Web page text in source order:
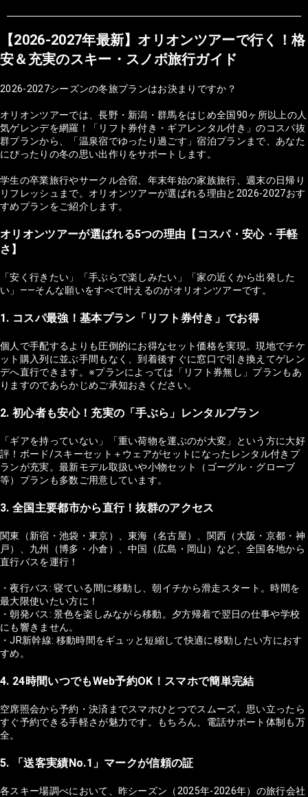
【2026-2027年最新】オリオンツアーで行く！格
安＆充実のスキー・スノボ旅行ガイド
2026-2027シーズンの冬旅プランはお決まりですか？
オリオンツアーでは、長野・新潟・群馬をはじめ全国90ヶ所以上の人
気ゲレンデを網羅！「リフト券付き・ギアレンタル付き」のコスパ抜
群プランから、「温泉宿でゆったり過ごす」宿泊プランまで、あなた
にぴったりの冬の思い出作りをサポートします。
学生の卒業旅行やサークル合宿、年末年始の家族旅行、週末の日帰り
リフレッシュまで。オリオンツアーが選ばれる理由と2026-2027おす
すめプランをご紹介します。
オリオンツアーが選ばれる5つの理由【コスパ・安心・手軽
さ】
「安く行きたい」「手ぶらで楽しみたい」「家の近くから出発した
い」——そんな願いをすべて叶えるのがオリオンツアーです。
1. コスパ最強！基本プラン「リフト券付き」でお得
個人で手配するよりも圧倒的にお得なセット価格を実現。現地でチケ
ット購入列に並ぶ手間もなく、到着後すぐに窓口で引き換えてゲレン
デへ直行できます。※プランによっては「リフト券無し」プランもあ
りますのであらかじめご承知おきください。
2. 初心者も安心！充実の「手ぶら」レンタルプラン
「ギアを持っていない」「重い荷物を運ぶのが大変」という方に大好
評！ボード/スキーセット＋ウェアがセットになったレンタル付きプ
ランが充実。最新モデル取扱いや小物セット（ゴーグル・グローブ
等）プランも多数ご用意しています。
3. 全国主要都市から直行！抜群のアクセス
関東（新宿・池袋・東京）、東海（名古屋）、関西（大阪・京都・神
戸）、九州（博多・小倉）、中国（広島・岡山）など、全国各地から
直行バスを運行！
・夜行バス: 寝ている間に移動し、朝イチから滑走スタート。時間を
最大限使いたい方に！
・朝発バス: 景色を楽しみながら移動。夕方帰着で翌日の仕事や学校
にも響きません。
・JR新幹線: 移動時間をギュッと短縮して快適に移動したい方におす
すめ。
4. 24時間いつでもWeb予約OK！スマホで簡単完結
空席照会から予約・決済までスマホひとつでスムーズ。思い立ったら
すぐ予約できる手軽さが魅力です。もちろん、電話サポート体制も万
全。
5. 「送客実績No.1」マークが信頼の証
各スキー場調べにおいて、昨シーズン（2025年-2026年）の旅行会社